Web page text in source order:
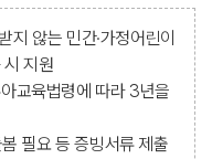
지 않는 민간·가정어린이
지원
교육법령에 따라 3년을
필요 등 증빙서류 제출